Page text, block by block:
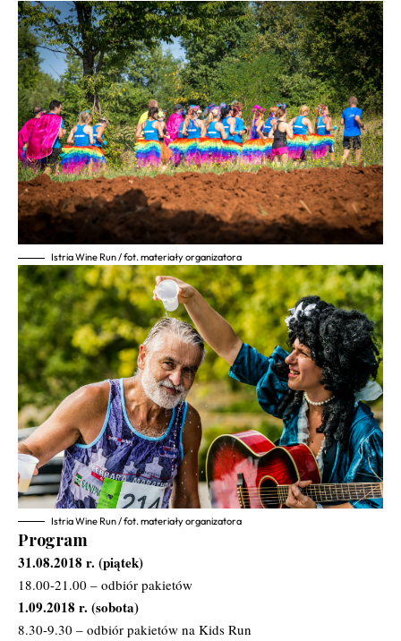
Istria Wine Run / fot. materiały organizatora
Istria Wine Run / fot. materiały organizatora
Program
31.08.2018 r. (piątek)
18.00-21.00 – odbiór pakietów
1.09.2018 r. (sobota)
8.30-9.30 – odbiór pakietów na Kids Run